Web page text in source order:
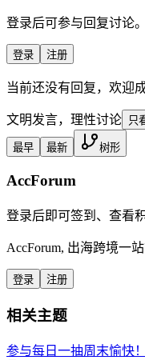
登录后可参与回复讨论。
登录 注册
当前还没有回复，欢迎
文明发言，理性讨论 只
最早 最新 树形
AccForum
登录后即可签到、查看
AccForum, 出海跨境一
登录 注册
相关主题
参与每日一抽周末愉快！